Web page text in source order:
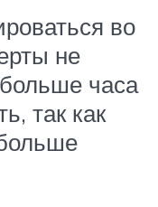
во
не
часа
так как